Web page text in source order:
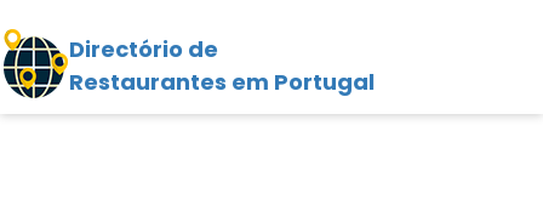
Directório de
Restaurantes em Portugal